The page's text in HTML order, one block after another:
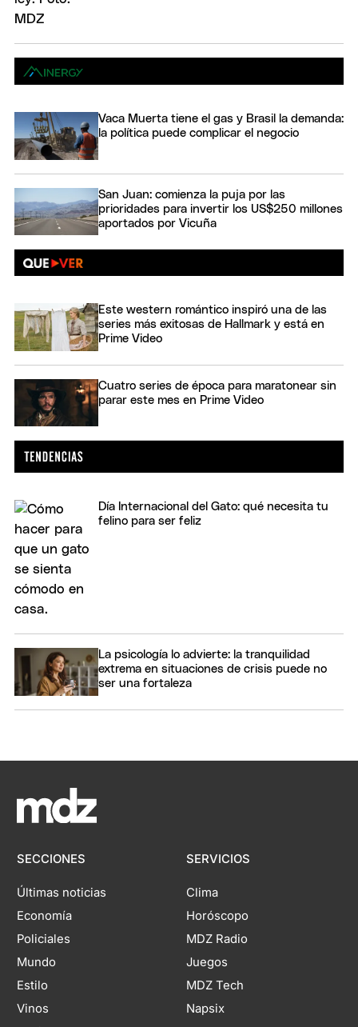
Vaca Muerta tiene el gas y Brasil la demanda:
la política puede complicar el negocio
San Juan: comienza la puja por las
prioridades para invertir los US$250 millones
aportados por Vicuña
Este western romántico inspiró una de las
series más exitosas de Hallmark y está en
Prime Video
Cuatro series de época para maratonear sin
parar este mes en Prime Video
Día Internacional del Gato: qué necesita tu
felino para ser feliz
La psicología lo advierte: la tranquilidad
extrema en situaciones de crisis puede no
ser una fortaleza
SECCIONES
Últimas noticias
Economía
Policiales
Mundo
Estilo
Vinos
SERVICIOS
Clima
Horóscopo
MDZ Radio
Juegos
MDZ Tech
Napsix